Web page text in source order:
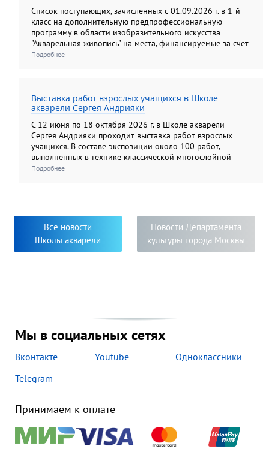
Список поступающих, зачисленных с 01.09.2026 г. в 1-й
класс на дополнительную предпрофессиональную
программу в области изобразительного искусства
"Акварельная живопись" на места, финансируемые за счет
средств федерального бюджета.
Подробнее
Выставка работ взрослых учащихся в Школе
акварели Сергея Андрияки
С 12 июня по 18 октября 2026 г. в Школе акварели
Сергея Андрияки проходит выставка работ взрослых
учащихся. В составе экспозиции около 100 работ,
выполненных в технике классической многослойной
акварели, а также гризайли и карандашом. Экспозиция
новизна исполнения работ свидетельствуют о серьёзном
творческом погружении в мир изобразительного
искусства педагогов и их учеников.
Подробнее
Все новости
Школы акварели
Новости Департамента
культуры города Москвы
Мы в социальных сетях
Вконтакте Youtube
Одноклассники
Telegram
Принимаем к оплате